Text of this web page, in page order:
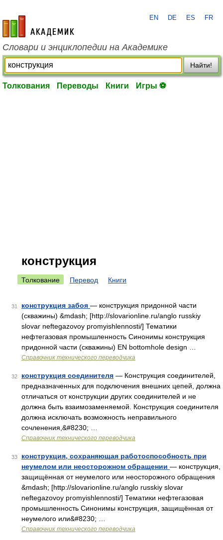
academic.ru
EN DE ES FR
Словари и энциклопедии на Академике
Найти!
Толкования Переводы Книги Игры ⚽
конструкция
Толкование Перевод Книги
31 конструкция забоя — конструкция придонной части
(скважины) &mdash; [http://slovarionline.ru/anglo russkiy
slovar neftegazovoy promyishlennosti/] Тематики
нефтегазовая промышленность Синонимы конструкция
придонной части (скважины) EN bottomhole design …
Справочник технического переводчика
32 конструкция соединителя — Конструкция соединителей,
предназначенных для подключения внешних цепей, должна
отличаться от конструкции других соединителей и не
должна быть взаимозаменяемой. Конструкция соединителя
должна исключать возможность неправильного
сочленения,&#8230; …
Справочник технического переводчика
33
конструкция, сохраняющая работоспособность при
неумелом или неосторожном обращении — конструкция,
защищённая от неумелого или неосторожного обращения
&mdash; [http://slovarionline.ru/anglo russkiy slovar
neftegazovoy promyishlennosti/] Тематики нефтегазовая
промышленность Синонимы конструкция, защищённая от
неумелого или&#8230; …
Справочник технического переводчика